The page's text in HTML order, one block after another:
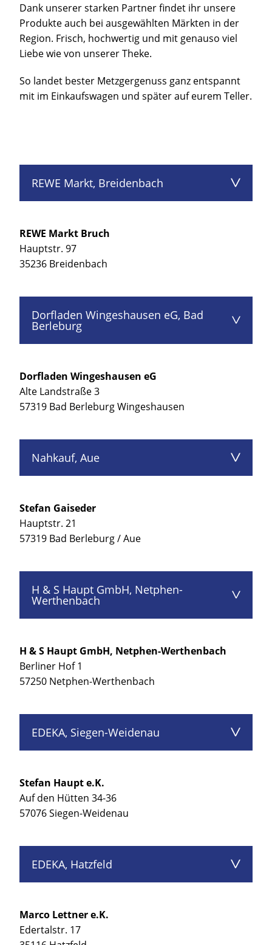
Dank unserer starken Partner findet ihr unsere
Produkte auch bei ausgewählten Märkten in der
Region. Frisch, hochwertig und mit genauso viel
Liebe wie von unserer Theke.
So landet bester Metzgergenuss ganz entspannt
mit im Einkaufswagen und später auf eurem Teller.
REWE Markt, Breidenbach
REWE Markt Bruch
Hauptstr. 97
35236 Breidenbach
Dorfladen Wingeshausen eG, Bad
Berleburg
Dorfladen Wingeshausen eG
Alte Landstraße 3
57319 Bad Berleburg Wingeshausen
Nahkauf, Aue
Stefan Gaiseder
Hauptstr. 21
57319 Bad Berleburg / Aue
H & S Haupt GmbH, Netphen-
Werthenbach
H & S Haupt GmbH, Netphen-Werthenbach
Berliner Hof 1
57250 Netphen-Werthenbach
EDEKA, Siegen-Weidenau
Stefan Haupt e.K.
Auf den Hütten 34-36
57076 Siegen-Weidenau
EDEKA, Hatzfeld
Marco Lettner e.K.
Edertalstr. 17